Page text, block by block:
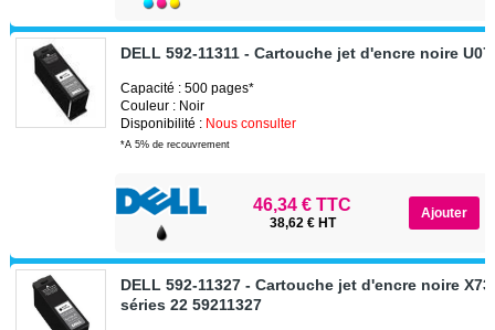
DELL 592-11311 - Cartouche jet d'encre noire
Capacité : 500 pages*
Couleur : Noir
Disponibilité : Nous consulter
*A 5% de recouvrement
46,34 € TTC
38,62 € HT
DELL 592-11327 - Cartouche jet d'encre noire
séries 22 59211327